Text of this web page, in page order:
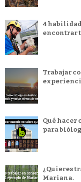
4
encontrar
Trabajar
Qué hacer
para
¿Quieres
Mariana.